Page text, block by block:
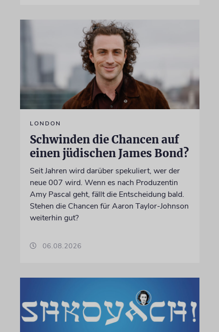
LONDON
Schwinden die Chancen auf
einen jüdischen James Bond?
Seit Jahren wird darüber spekuliert, wer der
neue 007 wird. Wenn es nach Produzentin
Amy Pascal geht, fällt die Entscheidung bald.
Stehen die Chancen für Aaron Taylor-Johnson
weiterhin gut?
06.08.2026